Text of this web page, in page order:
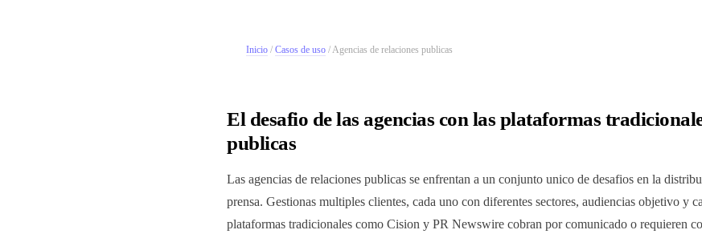
Inicio / Casos de uso /Agencias de relaciones publicas
El desafio de las agencias con las plataformas
publicas
Las agencias de relaciones publicas se enfrentan a un conjunto unico de desafios en la
prensa. Gestionas multiples clientes, cada uno con diferentes sectores, audiencias objetivo y
plataformas tradicionales como Cision y PR Newswire cobran por comunicado o requieren